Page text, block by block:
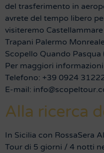
del trasferimento in
avrete del tempo libero
visiteremo
Trapani Palermo
Scopello Quando
Per maggiori
Telefono: +39 0924
E-mail:
Alla ricerca
In Sicilia con RossaSera
Tour di 5 giorni / 4 notti